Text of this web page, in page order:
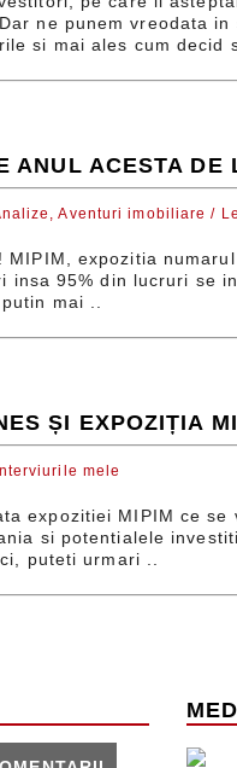
ne punem vreodata
si mai ales cum decid
ANUL ACESTA
Aventuri imobiliare /
expozitia
insa 95% din lucruri se
mai ..
ȘI EXPOZIȚIA
Interviurile mele
expozitiei MIPIM ce
si potentialele
puteti urmari ..